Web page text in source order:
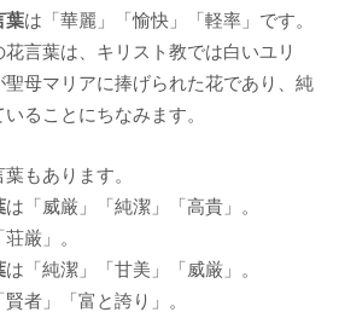
葉は「華麗」「愉快」「軽率」です。
言葉は、キリスト教では白いユリ
聖母マリアに捧げられた花であり、純
ることにちなみます。
もあります。
は「威厳」「純潔」「高貴」。
厳」。
は「純潔」「甘美」「威厳」。
賢者」「富と誇り」。